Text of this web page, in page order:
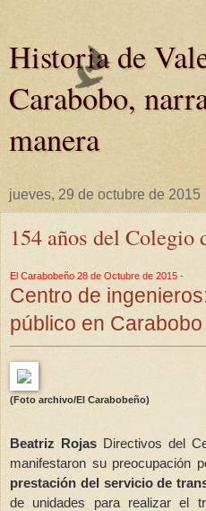
Historia de
Carabobo,
manera
jueves, 29 de octubre de 2015
154 años del Colegio
El Carabobeño 28 de Octubre de 2015 -
Centro de
público en Carabobo
(Foto archivo/El Carabobeño)
Beatriz Rojas Directivos del
manifestaron su preocupación
prestación del servicio de
de unidades para realizar el